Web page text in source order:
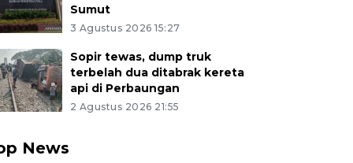
Sumut
3 Agustus 2026 15:27
Sopir tewas, dump truk
terbelah dua ditabrak kereta
api di Perbaungan
2 Agustus 2026 21:55
News